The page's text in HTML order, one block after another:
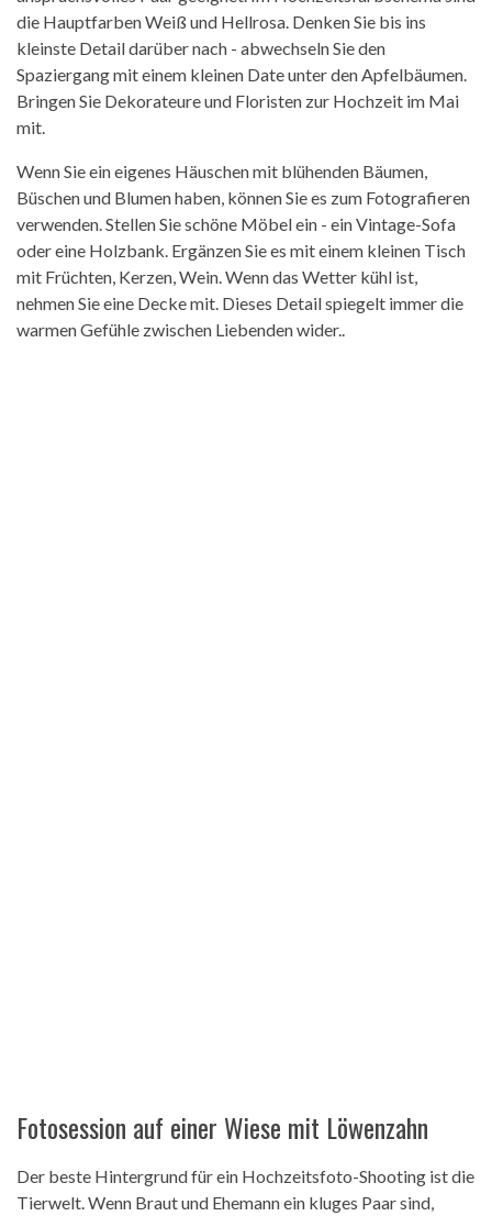
die Hauptfarben Weiß und Hellrosa. Denken Sie bis ins
kleinste Detail darüber nach - abwechseln Sie den
Spaziergang mit einem kleinen Date unter den Apfelbäumen.
Bringen Sie Dekorateure und Floristen zur Hochzeit im Mai
mit.
Wenn Sie ein eigenes Häuschen mit blühenden Bäumen,
Büschen und Blumen haben, können Sie es zum Fotografieren
verwenden. Stellen Sie schöne Möbel ein - ein Vintage-Sofa
oder eine Holzbank. Ergänzen Sie es mit einem kleinen Tisch
mit Früchten, Kerzen, Wein. Wenn das Wetter kühl ist,
nehmen Sie eine Decke mit. Dieses Detail spiegelt immer die
warmen Gefühle zwischen Liebenden wider..
Fotosession auf einer Wiese mit Löwenzahn
Der beste Hintergrund für ein Hochzeitsfoto-Shooting ist die
Tierwelt. Wenn Braut und Ehemann ein kluges Paar sind,